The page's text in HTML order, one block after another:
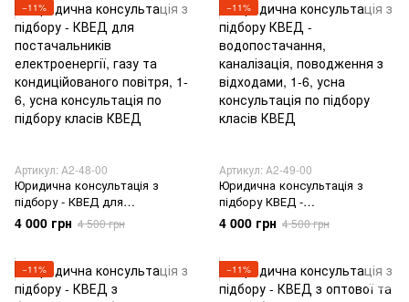
−11%
Артикул: А2-48-00
Юридична консультація з
підбору - КВЕД для
постачальників
електроенергії, газу та
4 000 грн 4 500 грн
−11%
Артикул: А2-49-00
Юридична консультація з
підбору КВЕД -
водопостачання, каналізація,
поводження з відходами
4 000 грн 4 500 грн
−11% −11%